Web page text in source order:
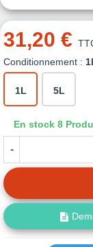
31,20 €
Conditionnement :
1L 5L
En stock 8
-